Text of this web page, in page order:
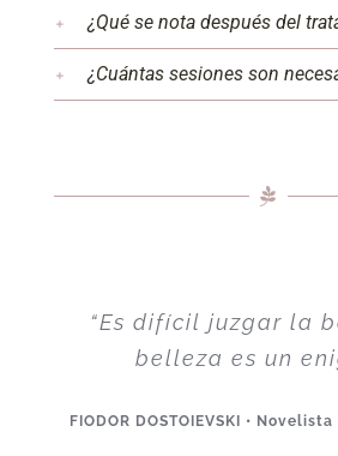
¿Qué se nota después del
¿Cuántas sesiones son
“Es difícil juzgar la
belleza es un
FIODOR DOSTOIEVSKI •